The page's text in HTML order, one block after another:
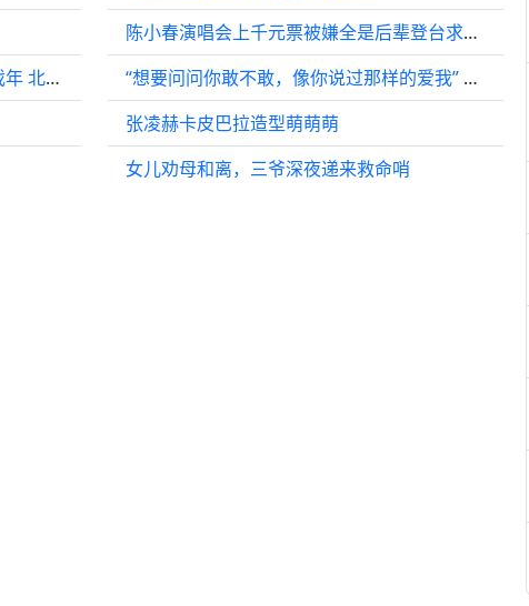
慕强族遇见戏年，真是撞上大运了！戏年 北电组
陈小春演唱会上千元票被嫌全是后辈登台求退，应采儿火速回应神公关圈粉无数
“想要问问你敢不敢，像你说过那样的爱我” 我们的老弓姐付一笑就是这么霸气
张凌赫卡皮巴拉造型萌萌萌
女儿劝母和离，三爷深夜递来救命哨